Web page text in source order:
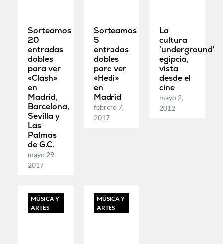
Sorteamos
20
entradas
dobles
para ver
«Clash»
en
Madrid,
Barcelona,
Sevilla y
Las
Palmas
de G.C.
mayo 29,
2017
Sorteamos
5
entradas
dobles
para ver
«Hedi»
en
Madrid
febrero 7,
2017
La
cultura
'underground'
egipcia,
vista
desde el
cine
mayo 2,
2012
MÚSICA Y
ARTES
MÚSICA Y
ARTES